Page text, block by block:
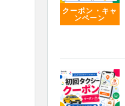
クーポン・キャ
ンペーン